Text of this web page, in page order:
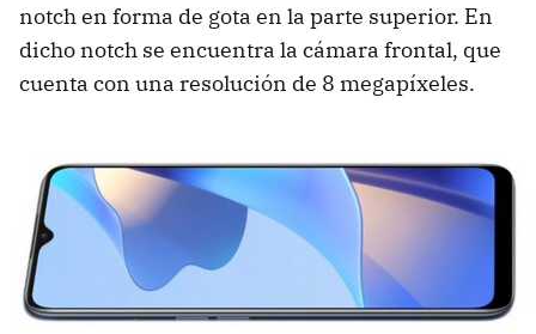
notch en forma de gota en la parte superior. En
dicho notch se encuentra la cámara frontal, que
cuenta con una resolución de 8 megapíxeles.